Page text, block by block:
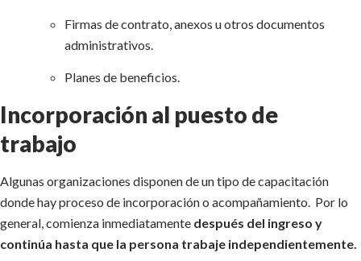
Firmas de contrato, anexos u otros documentos
administrativos.
Planes de beneficios.
Incorporación al puesto de
trabajo
Algunas organizaciones disponen de un tipo de capacitación
donde hay proceso de incorporación o acompañamiento. Por lo
general, comienza inmediatamente después del ingreso y
continúa hasta que la persona trabaje independientemente.